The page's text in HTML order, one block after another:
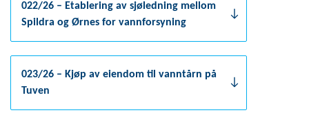
022/26 – Etablering av sjøledning mellom
Spildra og Ørnes for vannforsyning
023/26 – Kjøp av eiendom til vanntårn på
Tuven